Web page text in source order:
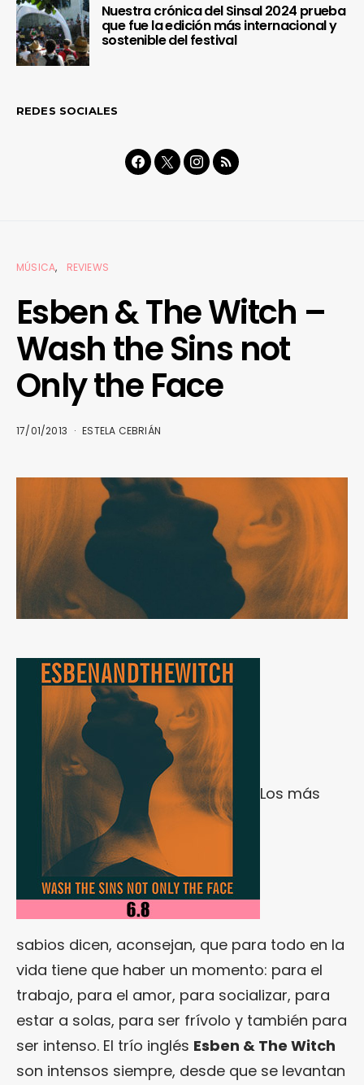
Nuestra crónica del Sinsal 2024 prueba
que fue la edición más internacional y
sostenible del festival
REDES SOCIALES
MÚSICA REVIEWS
Esben & The Witch –
Wash the Sins not
Only the Face
17/01/2013 ESTELA CEBRIÁN
Los más
sabios dicen, aconsejan, que para todo en la
vida tiene que haber un momento: para el
trabajo, para el amor, para socializar, para
estar a solas, para ser frívolo y también para
ser intenso. El trío inglés Esben & The Witch
son intensos siempre, desde que se levantan